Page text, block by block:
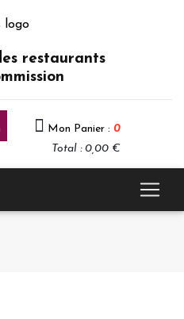
restaurants
Mon Panier : 0
Total : 0,00 €